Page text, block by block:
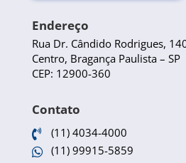
Endereço
Rua Dr. Cândido Rodrigues,
Centro, Bragança Paulista – SP
CEP: 12900-360
Contato
 (11) 4034-4000
 (11) 99915-5859